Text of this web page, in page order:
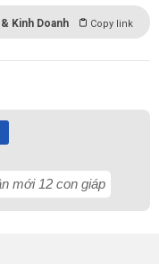
Kinh Doanh Copy link
mới 12 con giáp